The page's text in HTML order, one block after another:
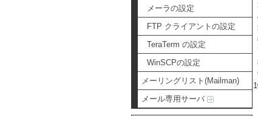
メーラの設定
FTP クライアントの設定
TeraTerm の設定
WinSCPの設定
メーリングリスト(Mailman)
メール専用サーバ